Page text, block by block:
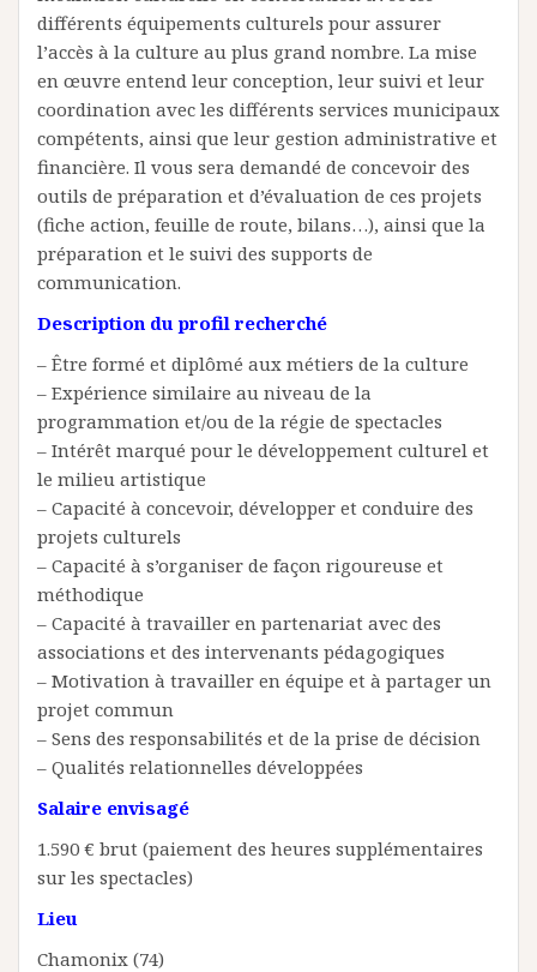
différents équipements culturels pour assurer
l’accès à la culture au plus grand nombre. La mise
en œuvre entend leur conception, leur suivi et leur
coordination avec les différents services municipaux
compétents, ainsi que leur gestion administrative et
financière. Il vous sera demandé de concevoir des
outils de préparation et d’évaluation de ces projets
(fiche action, feuille de route, bilans…), ainsi que la
préparation et le suivi des supports de
communication.
Description du profil recherché
– Être formé et diplômé aux métiers de la culture
– Expérience similaire au niveau de la
programmation et/ou de la régie de spectacles
– Intérêt marqué pour le développement culturel et
le milieu artistique
– Capacité à concevoir, développer et conduire des
projets culturels
– Capacité à s’organiser de façon rigoureuse et
méthodique
– Capacité à travailler en partenariat avec des
associations et des intervenants pédagogiques
– Motivation à travailler en équipe et à partager un
projet commun
– Sens des responsabilités et de la prise de décision
– Qualités relationnelles développées
Salaire envisagé
1.590 € brut (paiement des heures supplémentaires
sur les spectacles)
Lieu
Chamonix (74)